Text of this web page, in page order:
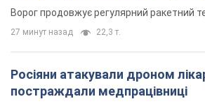
Ворог продовжує регулярний ракетний
27 минут назад 22,3 т.
Росіяни атакували дроном
постраждали медпрацівниці